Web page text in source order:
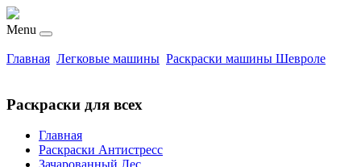
Menu
Главная Легковые машины Раскраски машины Шевроле
Раскраски для всех
Главная
Раскраски Антистресс